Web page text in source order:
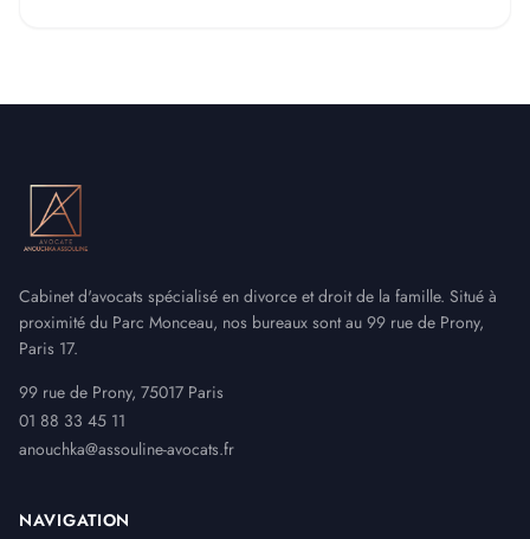
Cabinet d'avocats spécialisé en divorce et droit de la famille. Situé à
proximité du Parc Monceau, nos bureaux sont au 99 rue de Prony,
Paris 17.
99 rue de Prony, 75017 Paris
01 88 33 45 11
anouchka@assouline-avocats.fr
NAVIGATION